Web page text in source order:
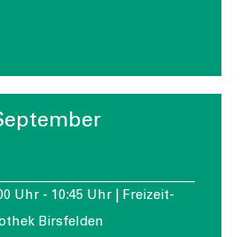
Uhr - 10:45 Uhr | Freizeit-
Birsfelden